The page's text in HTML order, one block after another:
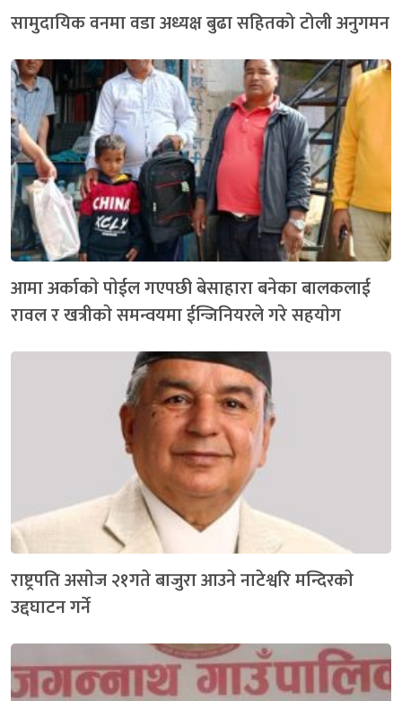
सामुदायिक वनमा वडा अध्यक्ष बुढा सहितको टोली अनुगमन
आमा अर्काकाे पाेईल गएपछी बेसाहारा बनेका बालकलाई
रावल र खत्रीकाे समन्वयमा ईन्जिनियरले गरे सहयाेग
राष्ट्रपति असाेज २१गते बाजुरा आउने नाटेश्वरि मन्दिरकाे
उद्दघाटन गर्ने